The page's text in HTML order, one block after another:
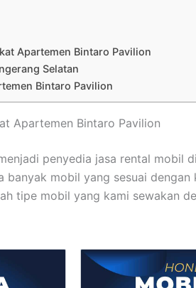
Apartemen Bintaro Pavilion
Selatan
Bintaro Pavilion
Apartemen Bintaro Pavilion
penyedia jasa rental mobil
banyak mobil yang sesuai dengan
tipe mobil yang kami sewakan